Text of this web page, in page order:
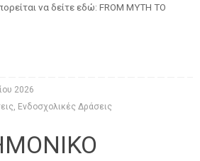
να δείτε εδώ: FROM MYTH TO
2026
, Ενδοσχολικές Δράσεις